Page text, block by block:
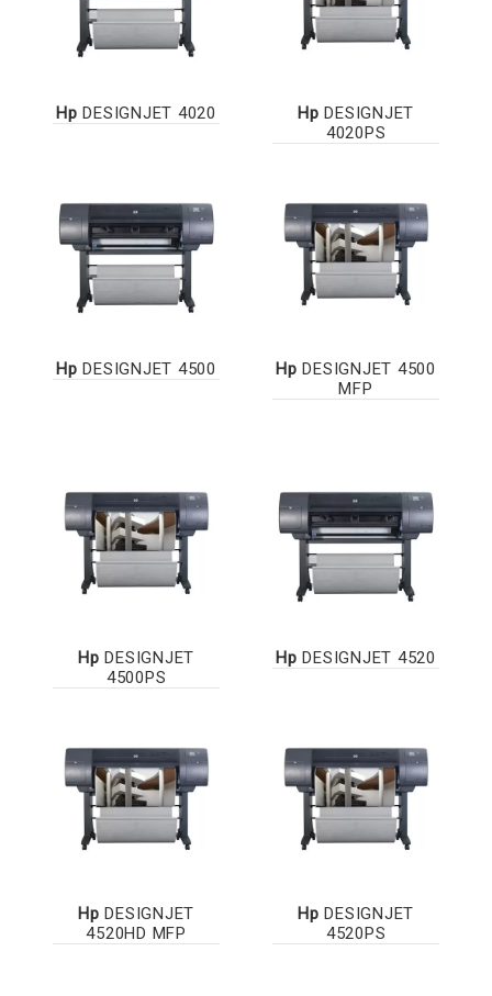
Hp DESIGNJET 4020 Hp DESIGNJET
4020PS
Hp DESIGNJET 4500 Hp DESIGNJET 4500
MFP
Hp DESIGNJET
4500PS
Hp DESIGNJET 4520
Hp DESIGNJET
4520HD MFP
Hp DESIGNJET
4520PS